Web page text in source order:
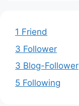
1 Friend
3 Follower
3 Blog-Follower
5 Following